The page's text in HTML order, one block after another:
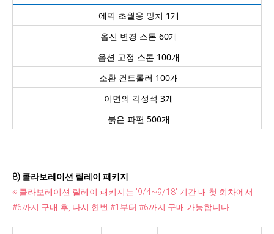
에픽 초월용 망치 1개
옵션 변경 스톤 60개
옵션 고정 스톤 100개
소환 컨트롤러 100개
이면의 각성석 3개
붉은 파편 500개
8) 콜라보레이션 릴레이 패키지
※ 콜라보레이션 릴레이 패키지는 '9/4~9/18' 기간 내 첫 회차에서
#6까지 구매 후, 다시 한번 #1부터 #6까지 구매 가능합니다.